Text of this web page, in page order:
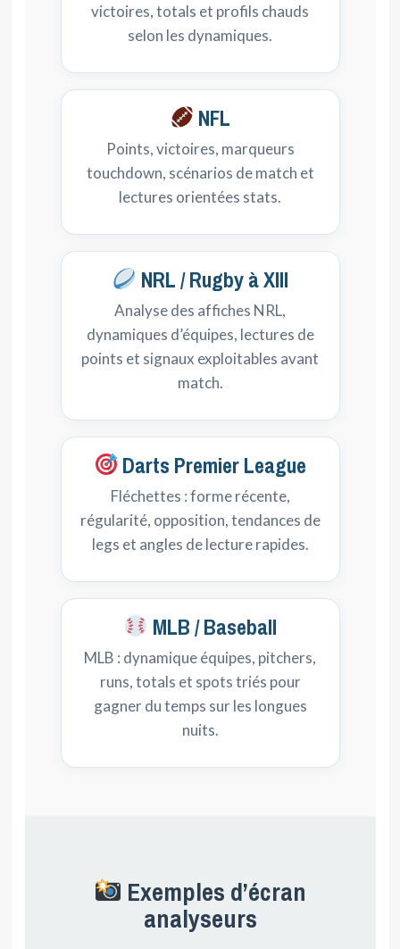
victoires, totals et profils chauds
selon les dynamiques.
NFL
Points, victoires, marqueurs
touchdown, scénarios de match et
lectures orientées stats.
NRL / Rugby à XIII
Analyse des affiches NRL,
dynamiques d’équipes, lectures de
points et signaux exploitables avant
match.
Darts Premier League
Fléchettes : forme récente,
régularité, opposition, tendances de
legs et angles de lecture rapides.
MLB / Baseball
MLB : dynamique équipes, pitchers,
runs, totals et spots triés pour
gagner du temps sur les longues
nuits.
Exemples d’écran
analyseurs